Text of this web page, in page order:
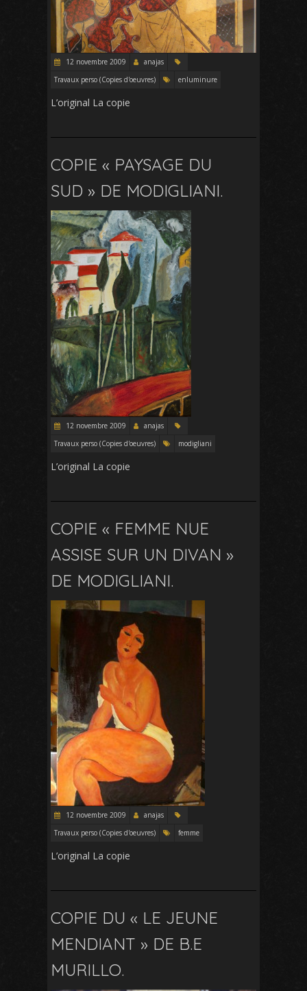
12 novembre 2009
anajas
Travaux perso (Copies d'oeuvres)
enluminure
L’original La copie
COPIE « PAYSAGE DU
SUD » DE MODIGLIANI.
12 novembre 2009
anajas
Travaux perso (Copies d'oeuvres)
modigliani
L’original La copie
COPIE « FEMME NUE
ASSISE SUR UN DIVAN »
DE MODIGLIANI.
12 novembre 2009
anajas
Travaux perso (Copies d'oeuvres)
femme
L’original La copie
COPIE DU « LE JEUNE
MENDIANT » DE B.E
MURILLO.